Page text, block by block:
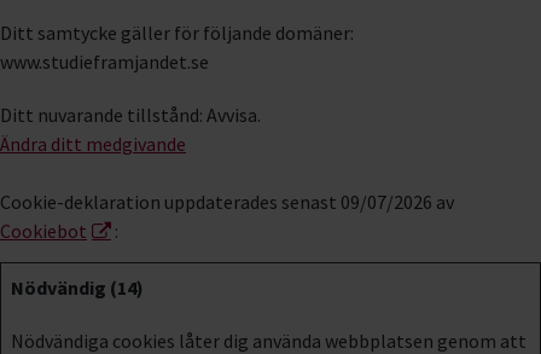
Ditt samtycke gäller för följande domäner:
www.studieframjandet.se
Ditt nuvarande tillstånd: Avvisa.
Ändra ditt medgivande
Cookie-deklaration uppdaterades senast 09/07/2026 av
Cookiebot
:
Nödvändig (14)
Nödvändiga cookies låter dig använda webbplatsen genom att